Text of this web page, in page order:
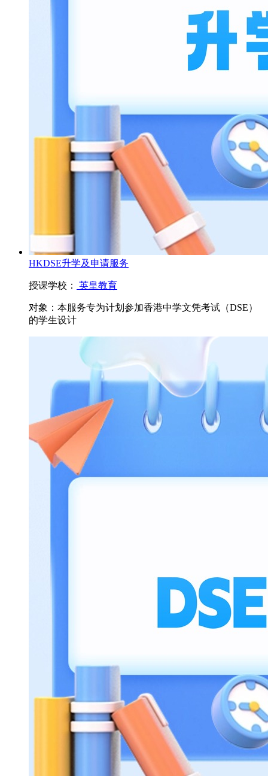
HKDSE升学及申请服务
授课学校： 英皇教育
对象： 本服务专为计划参加香港中学文凭考试（DSE）
的学生设计